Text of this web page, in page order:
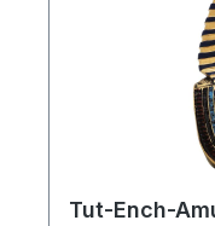
Tut-Ench-